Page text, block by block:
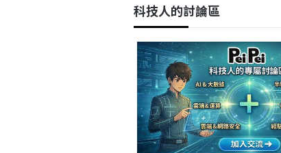
科技人的討論區